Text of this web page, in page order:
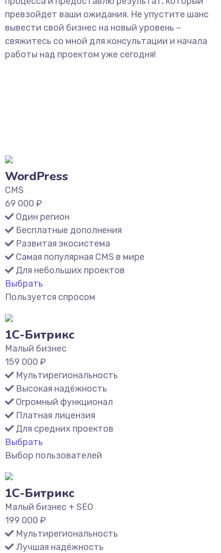
превзойдет ваши ожидания. Не упустите шанс
вывести свой бизнес на новый уровень –
свяжитесь со мной для консультации и начала
работы над проектом уже сегодня!
WordPress
CMS
69 000 ₽
Один регион
Бесплатные дополнения
Развитая экосистема
Самая популярная CMS в мире
Для небольших проектов
Выбрать
Пользуется спросом
1С-Битрикс
Малый бизнес
159 000 ₽
Мультирегиональность
Высокая надёжность
Огромный функционал
Платная лицензия
Для средних проектов
Выбрать
Выбор пользователей
1С-Битрикс
Малый бизнес + SEO
199 000 ₽
Мультирегиональность
Лучшая надёжность